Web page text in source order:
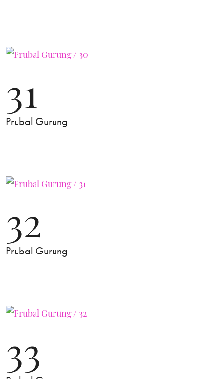
31
Prubal Gurung
32
Prubal Gurung
33